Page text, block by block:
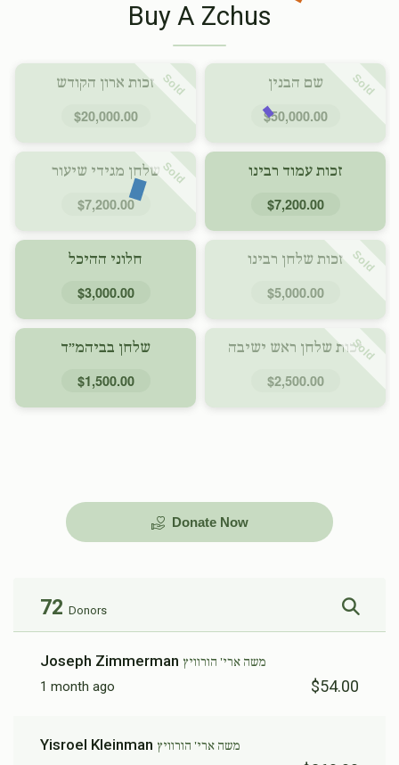
Buy A Zchus
Sold שם הבנין
$50,000.00
Sold זכות ארון הקודש
$20,000.00
זכות עמוד רבינו
$7,200.00
Sold שלחן מגידי שיעור
$7,200.00
Sold זכות שלחן רבינו
$5,000.00
חלוני ההיכל
$3,000.00
Soldזכות שלחן ראש ישיבה
$2,500.00
שלחן בביהמ״ד
$1,500.00
Donate Now
72 Donors
Joseph Zimmerman משה ארי' הורוויץ
1 month ago $54.00
Yisroel Kleinman משה ארי' הורוויץ